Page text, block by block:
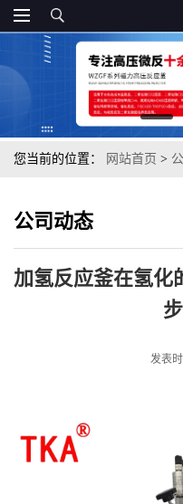
您当前的位置： 网站首页 >
公司动态
加氢反应釜在氢化
发表